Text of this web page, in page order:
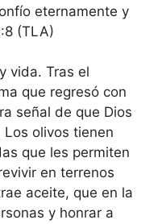
eternamente y
(TLA)
vida. Tras el
que regresó con
señal de que Dios
olivos tienen
que les permiten
en terrenos
aceite, que en la
y honrar a